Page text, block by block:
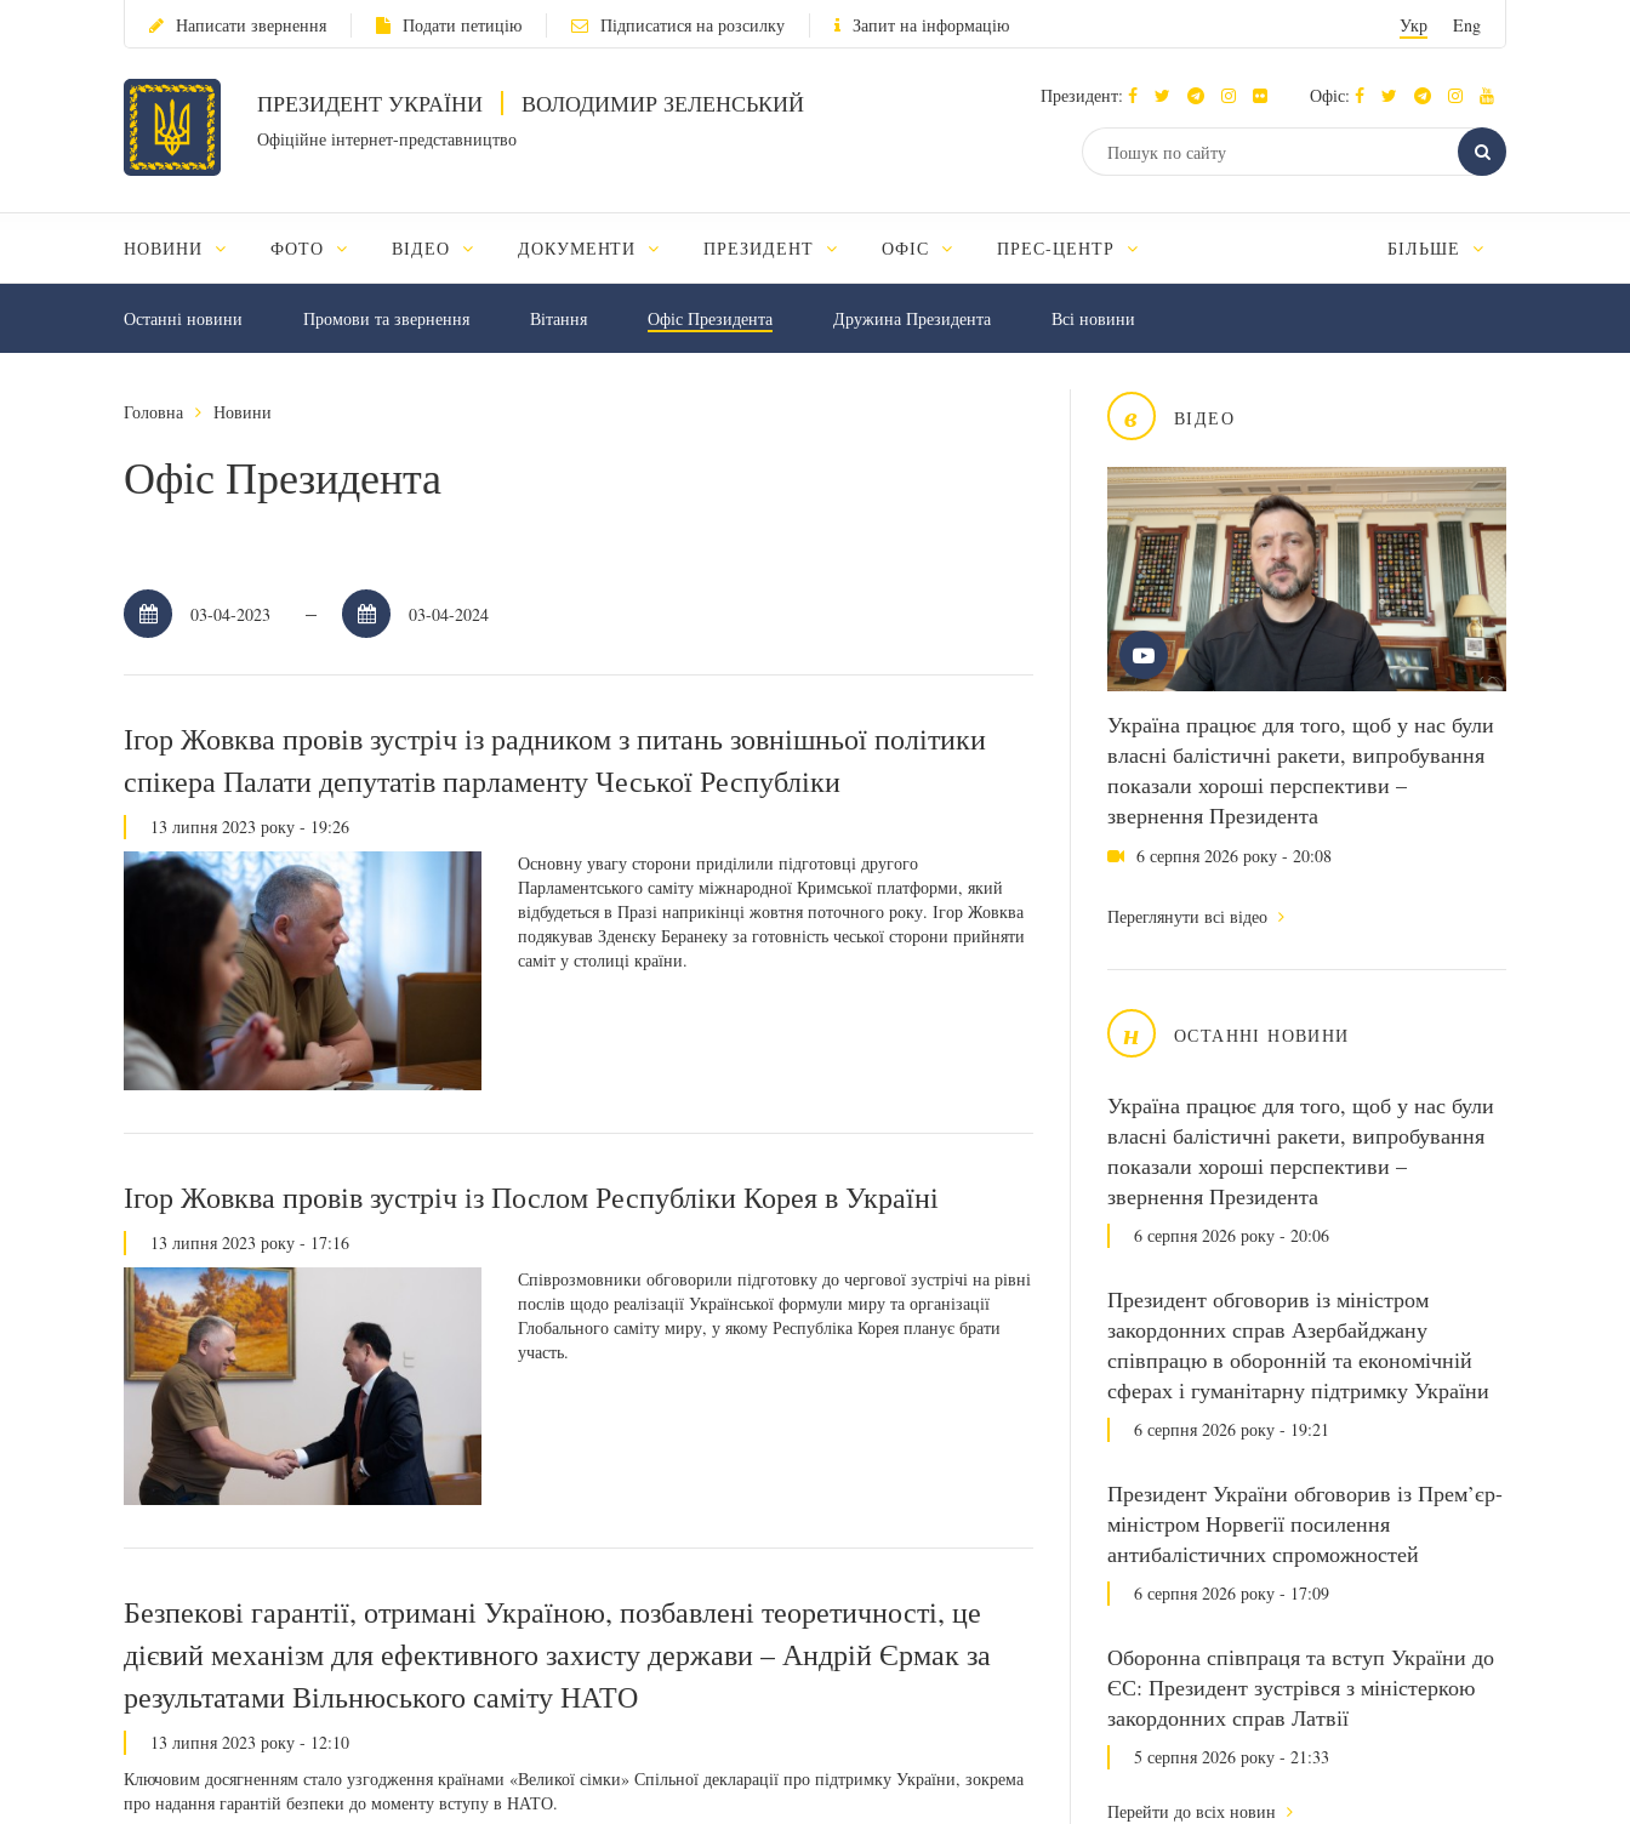
Написати звернення Подати петицію Підписатися на розсилку Запит на інформацію Укр Eng
ПРЕЗИДЕНТ УКРАЇНИ ВОЛОДИМИР ЗЕЛЕНСЬКИЙ
Офіційне інтернет-представництво
Президент: Офіс:
НОВИНИ ФОТО ВІДЕО ДОКУМЕНТИ ПРЕЗИДЕНТ ОФІС ПРЕС-ЦЕНТР БІЛЬШЕ
Останні новини Промови та звернення Вiтання Офіс Президента Дружина Президента Всі новини
в ВІДЕО
Україна працює для того, щоб у нас були
власні балістичні ракети, випробування
показали хороші перспективи –
звернення Президента
6 серпня 2026 року - 20:08
Переглянути всі відео
н ОСТАННІ НОВИНИ
Україна працює для того, щоб у нас були
власні балістичні ракети, випробування
показали хороші перспективи –
звернення Президента
6 серпня 2026 року - 20:06
Президент обговорив із міністром
закордонних справ Азербайджану
співпрацю в оборонній та економічній
сферах і гуманітарну підтримку України
6 серпня 2026 року - 19:21
Президент України обговорив із Прем’єр-
міністром Норвегії посилення
антибалістичних спроможностей
6 серпня 2026 року - 17:09
Оборонна співпраця та вступ України до
ЄС: Президент зустрівся з міністеркою
закордонних справ Латвії
5 серпня 2026 року - 21:33
Перейти до всіх новин
Головна Новини
Офіс Президента
–
Ігор Жовква провів зустріч із радником з питань зовнішньої політики
спікера Палати депутатів парламенту Чеської Республіки
13 липня 2023 року - 19:26
Основну увагу сторони приділили підготовці другого
Парламентського саміту міжнародної Кримської платформи, який
відбудеться в Празі наприкінці жовтня поточного року. Ігор Жовква
подякував Зденєку Беранеку за готовність чеської сторони прийняти
саміт у столиці країни.
Ігор Жовква провів зустріч із Послом Республіки Корея в Україні
13 липня 2023 року - 17:16
Співрозмовники обговорили підготовку до чергової зустрічі на рівні
послів щодо реалізації Української формули миру та організації
Глобального саміту миру, у якому Республіка Корея планує брати
участь.
Безпекові гарантії, отримані Україною, позбавлені теоретичності, це
дієвий механізм для ефективного захисту держави – Андрій Єрмак за
результатами Вільнюського саміту НАТО
13 липня 2023 року - 12:10
Ключовим досягненням стало узгодження країнами «Великої сімки» Спільної декларації про підтримку України, зокрема
про надання гарантій безпеки до моменту вступу в НАТО.